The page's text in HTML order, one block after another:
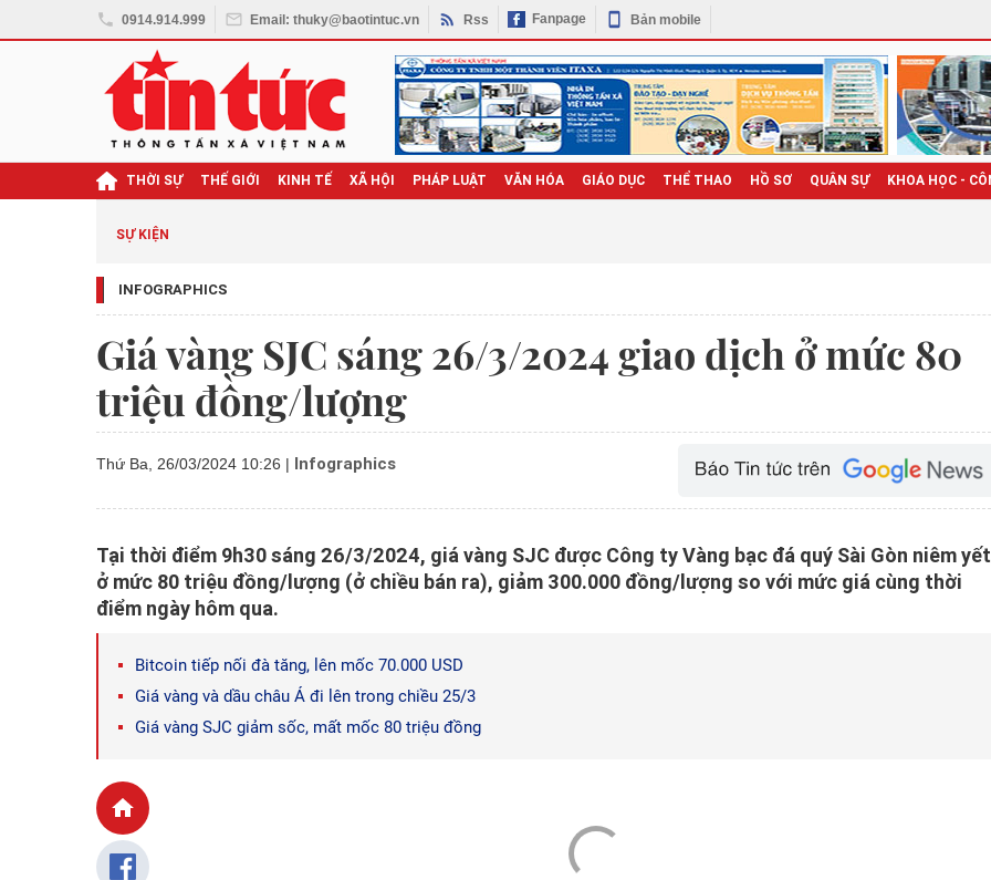
0914.914.999 Email: thuky@baotintuc.vn Rss Fanpage Bản mobile
THỜI SỰ THẾ GIỚI KINH TẾ XÃ HỘI PHÁP LUẬT VĂN HÓA GIÁO DỤC THỂ THAO HỒ SƠ QUÂN SỰ KHOA HỌC -
SỰ KIỆN
quyết Đại hội XIV
INFOGRAPHICS
Giá vàng SJC sáng 26/3/2024 giao dịch ở mức 80
triệu đồng/lượng
Thứ Ba, 26/03/2024 10:26 | Infographics
Tại thời điểm 9h30 sáng 26/3/2024, giá vàng SJC được Công ty Vàng bạc đá quý Sài Gòn niêm yết
ở mức 80 triệu đồng/lượng (ở chiều bán ra), giảm 300.000 đồng/lượng so với mức giá cùng thời
điểm ngày hôm qua.
Bitcoin tiếp nối đà tăng, lên mốc 70.000 USD
Giá vàng và dầu châu Á đi lên trong chiều 25/3
Giá vàng SJC giảm sốc, mất mốc 80 triệu đồng